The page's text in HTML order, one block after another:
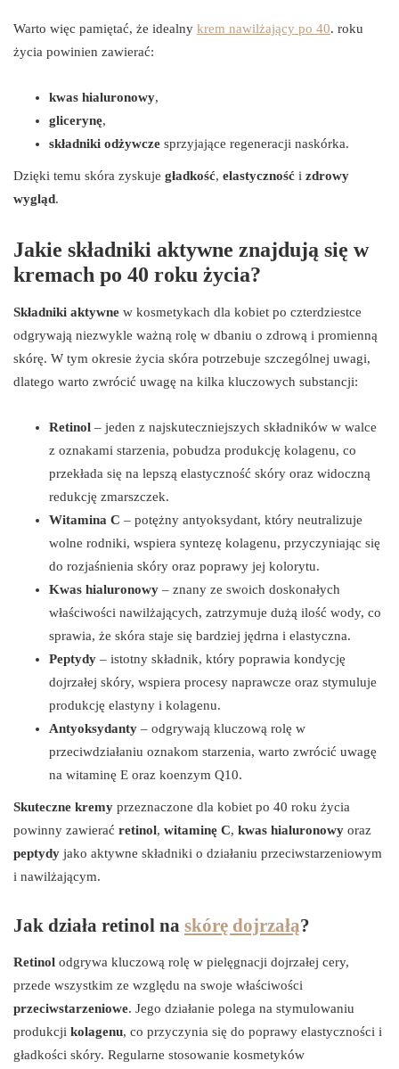
Warto więc pamiętać, że idealny krem nawilżający po 40. roku
życia powinien zawierać:
kwas hialuronowy,
glicerynę,
składniki odżywcze sprzyjające regeneracji naskórka.
Dzięki temu skóra zyskuje gładkość, elastyczność i zdrowy
wygląd.
Jakie składniki aktywne znajdują się w
kremach po 40 roku życia?
Składniki aktywne w kosmetykach dla kobiet po czterdziestce
odgrywają niezwykle ważną rolę w dbaniu o zdrową i promienną
skórę. W tym okresie życia skóra potrzebuje szczególnej uwagi,
dlatego warto zwrócić uwagę na kilka kluczowych substancji:
Retinol – jeden z najskuteczniejszych składników w walce
z oznakami starzenia, pobudza produkcję kolagenu, co
przekłada się na lepszą elastyczność skóry oraz widoczną
redukcję zmarszczek.
Witamina C – potężny antyoksydant, który neutralizuje
wolne rodniki, wspiera syntezę kolagenu, przyczyniając się
do rozjaśnienia skóry oraz poprawy jej kolorytu.
Kwas hialuronowy – znany ze swoich doskonałych
właściwości nawilżających, zatrzymuje dużą ilość wody, co
sprawia, że skóra staje się bardziej jędrna i elastyczna.
Peptydy – istotny składnik, który poprawia kondycję
dojrzałej skóry, wspiera procesy naprawcze oraz stymuluje
produkcję elastyny i kolagenu.
Antyoksydanty – odgrywają kluczową rolę w
przeciwdziałaniu oznakom starzenia, warto zwrócić uwagę
na witaminę E oraz koenzym Q10.
Skuteczne kremy przeznaczone dla kobiet po 40 roku życia
powinny zawierać retinol, witaminę C, kwas hialuronowy oraz
peptydy jako aktywne składniki o działaniu przeciwstarzeniowym
i nawilżającym.
Jak działa retinol na skórę dojrzałą?
Retinol odgrywa kluczową rolę w pielęgnacji dojrzałej cery,
przede wszystkim ze względu na swoje właściwości
przeciwstarzeniowe. Jego działanie polega na stymulowaniu
produkcji kolagenu, co przyczynia się do poprawy elastyczności i
gładkości skóry. Regularne stosowanie kosmetyków